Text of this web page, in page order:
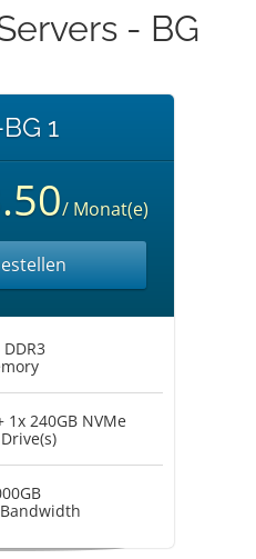
- BG
1
/ Monat(e)
1x 240GB NVMe